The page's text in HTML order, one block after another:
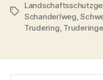
Schlagwörter
Schanderlweg,
Trudering,